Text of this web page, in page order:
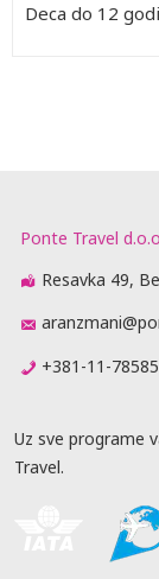
Deca do 12
Ponte Travel d.o.o
Resavka 49,
+381-11-
Uz sve programe
Travel.